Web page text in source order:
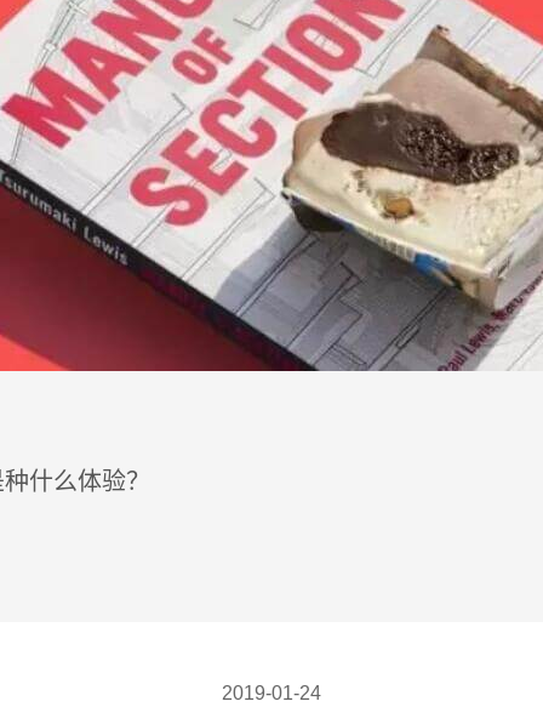
什么体验？
2019-01-24